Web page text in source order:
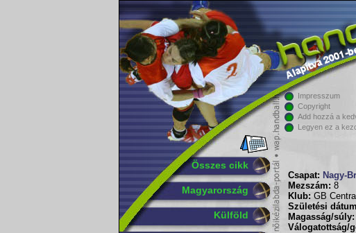
Összes cikk
Magyarország
Külföld
Impresszum
Copyright
Add hozzá a
Legyen ez a
Csapat: Nagy-
Mezszám: 8
Klub: GB
Születési
Magasság/súly:
Válogatottság/